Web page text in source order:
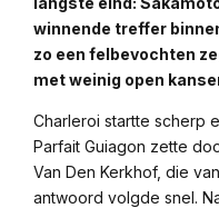
winnende treffer
zo een felbevochten
met weinig open
Charleroi startte scherp
Parfait Guiagon zette
Van Den Kerkhof, die
antwoord volgde snel.